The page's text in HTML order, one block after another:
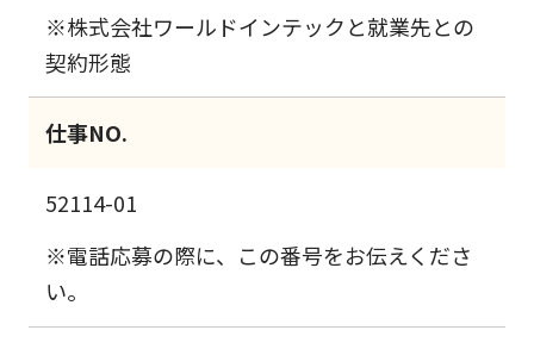
※株式会社ワールドインテックと就業先との
契約形態
仕事NO.
52114-01
※電話応募の際に、この番号をお伝えくださ
い。